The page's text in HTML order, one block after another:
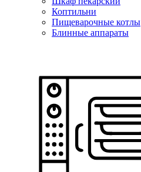
Коптильни
Пищеварочные котлы
Блинные аппараты